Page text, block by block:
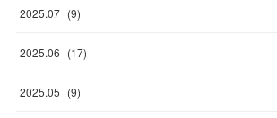
2025.07 (9)
2025.06 (17)
2025.05 (9)